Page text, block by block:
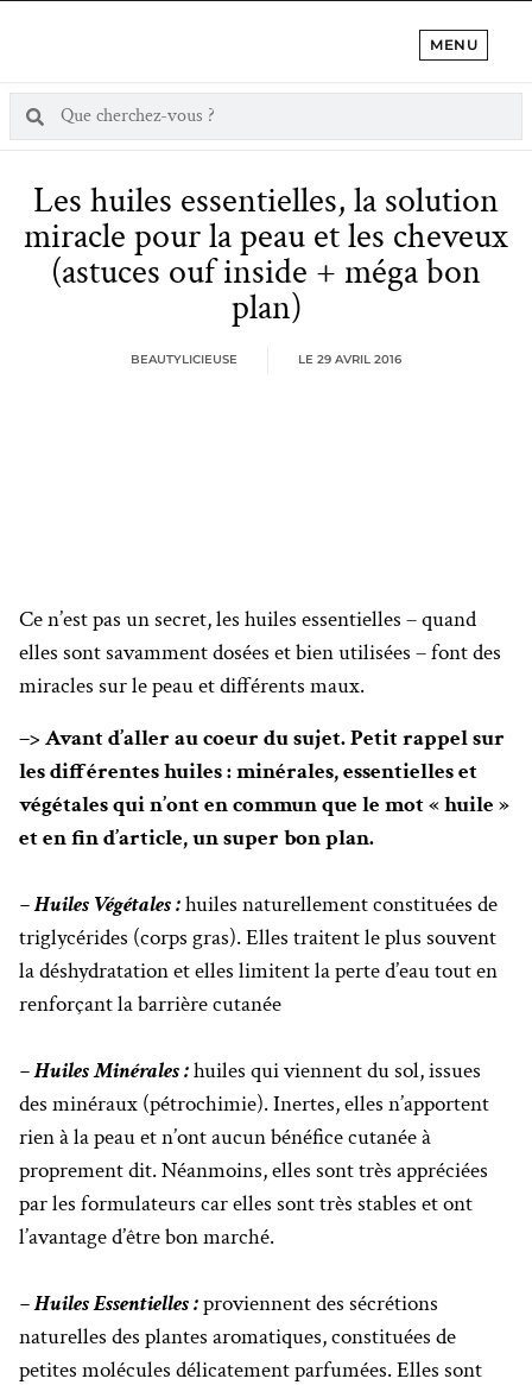
MENU
Les huiles essentielles, la solution
miracle pour la peau et les cheveux
(astuces ouf inside + méga bon
plan)
BEAUTYLICIEUSE LE 29 AVRIL 2016
Ce n’est pas un secret, les huiles essentielles – quand
elles sont savamment dosées et bien utilisées – font des
miracles sur le peau et différents maux.
–> Avant d’aller au coeur du sujet. Petit rappel sur
les différentes huiles : minérales, essentielles et
végétales qui n’ont en commun que le mot « huile »
et en fin d’article, un super bon plan.
– Huiles Végétales :huiles naturellement constituées de
triglycérides (corps gras). Elles traitent le plus souvent
la déshydratation et elles limitent la perte d’eau tout en
renforçant la barrière cutanée
– Huiles Minérales :huiles qui viennent du sol, issues
des minéraux (pétrochimie). Inertes, elles n’apportent
rien à la peau et n’ont aucun bénéfice cutanée à
proprement dit. Néanmoins, elles sont très appréciées
par les formulateurs car elles sont très stables et ont
l’avantage d’être bon marché.
– Huiles Essentielles :proviennent des sécrétions
naturelles des plantes aromatiques, constituées de
petites molécules délicatement parfumées. Elles sont